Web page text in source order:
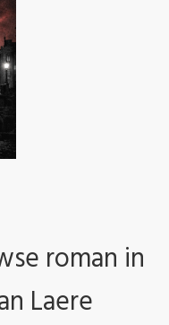
roman in
Laere